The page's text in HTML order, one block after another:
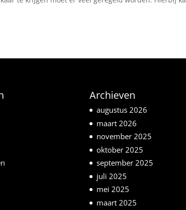
Archieven
augustus 2026
maart 2026
november 2025
oktober 2025
september 2025
juli 2025
mei 2025
maart 2025